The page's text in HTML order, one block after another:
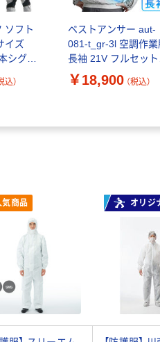
ソフト
イズ
シグマ
シス
込）
ベストアンサー aut-
081-t_gr-3l 空調作業
長袖 21V フルセット
レー3L 1セット（直送
品）
￥18,900 （税込）
気商品 オリジ